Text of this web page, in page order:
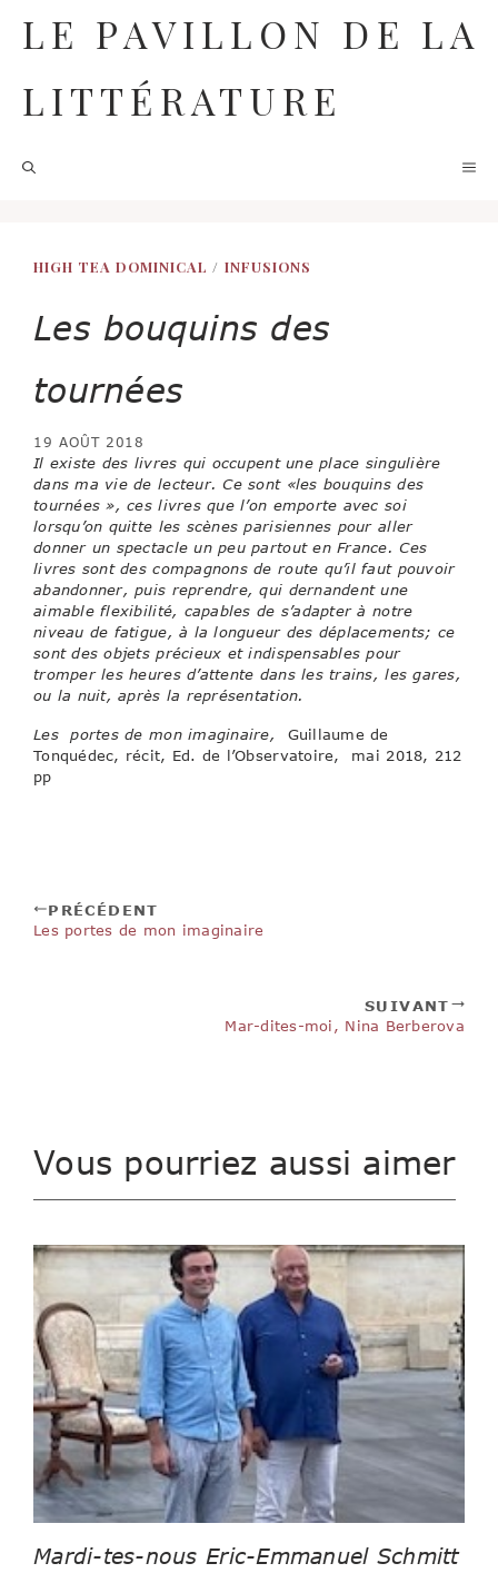
contenu
LE PAVILLON DE LA
LITTÉRATURE
HIGH TEA DOMINICAL / INFUSIONS
Les bouquins des
tournées
19 AOÛT 2018
Il existe des livres qui occupent une place singulière
dans ma vie de lecteur. Ce sont «les bouquins des
tournées », ces livres que l’on emporte avec soi
lorsqu’on quitte les scènes parisiennes pour aller
donner un spectacle un peu partout en France. Ces
livres sont des compagnons de route qu’il faut pouvoir
abandonner, puis reprendre, qui dernandent une
aimable flexibilité, capables de s’adapter à notre
niveau de fatigue, à la longueur des déplacements; ce
sont des objets précieux et indispensables pour
tromper les heures d’attente dans les trains, les gares,
ou la nuit, après la représentation.
Les portes de mon imaginaire,
Guillaume de
Tonquédec, récit, Ed. de l’Observatoire, mai 2018, 212
pp
PRÉCÉDENT
Les portes de mon imaginaire
SUIVANT
Mar-dites-moi, Nina Berberova
Vous pourriez aussi aimer
Mardi-tes-nous Eric-Emmanuel Schmitt